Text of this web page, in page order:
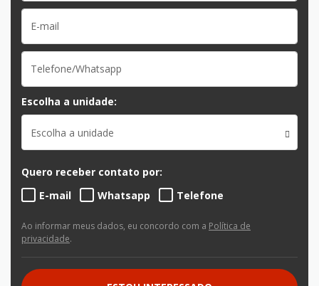
Escolha a unidade:
Escolha a unidade
Quero receber contato por:
E-mail
Whatsapp Telefone
Ao informar meus dados, eu concordo com a Política de
privacidade.